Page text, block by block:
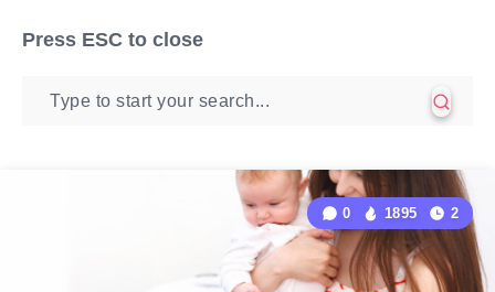
Press ESC to close
0 1895 2